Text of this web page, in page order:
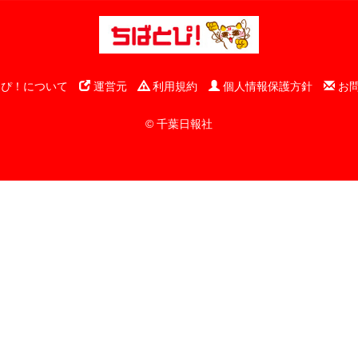
！について 運営元 利用規約 個人情報保護方針 お
© 千葉日報社